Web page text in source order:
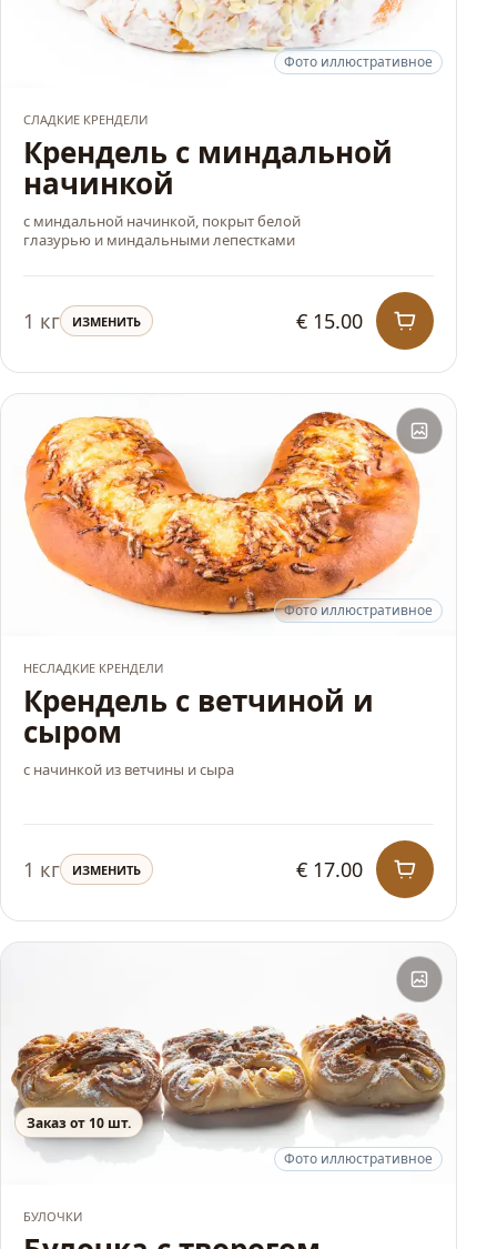
Фото иллюстративное
СЛАДКИЕ КРЕНДЕЛИ
Крендель с миндальной
начинкой
с миндальной начинкой, покрыт белой
глазурью и миндальными лепестками
1 кг ИЗМЕНИТЬ € 15.00
Фото иллюстративное
НЕСЛАДКИЕ КРЕНДЕЛИ
Крендель с ветчиной и
сыром
с начинкой из ветчины и сыра
1 кг ИЗМЕНИТЬ € 17.00
Фото иллюстративное
Заказ от 10 шт.
БУЛОЧКИ